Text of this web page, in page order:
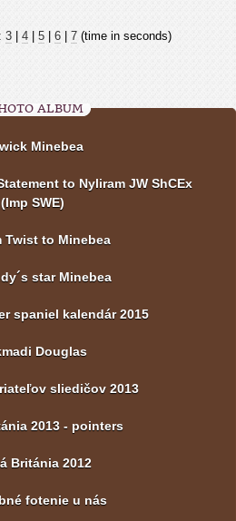
3| 4| 5| 6| 7(time in seconds)
ALBUM
Minebea
to Nyliram JW ShCEx
(Imp SWE)
Twist to Minebea
star Minebea
spaniel kalendár 2015
Douglas
sliedičov 2013
2013 - pointers
Británia 2012
fotenie u nás